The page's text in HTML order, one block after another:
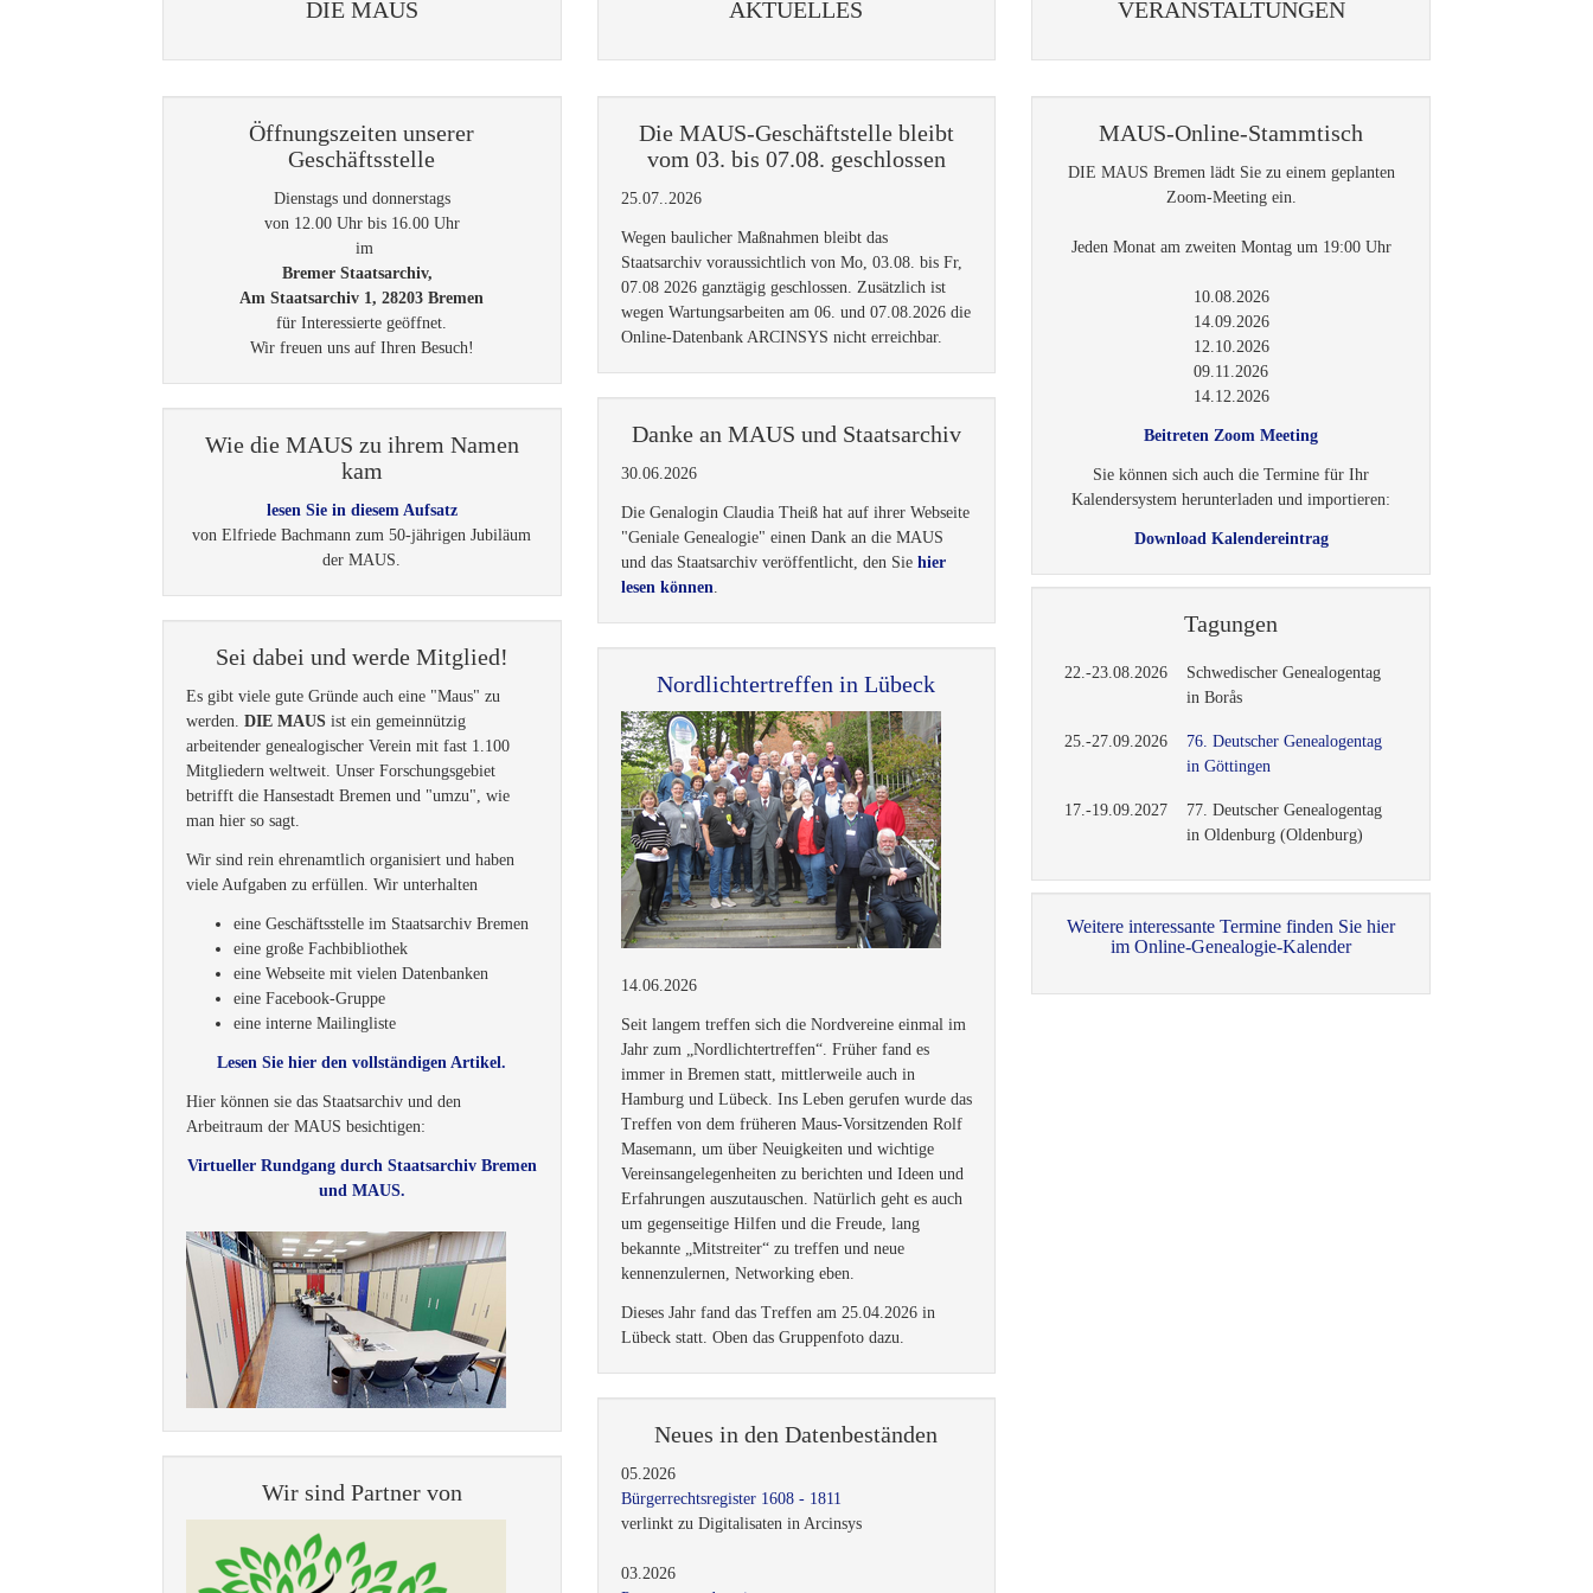
DIE MAUS
Öffnungszeiten unserer
Geschäftsstelle
Dienstags und donnerstags
von 12.00 Uhr bis 16.00 Uhr
im
Bremer Staatsarchiv,
Am Staatsarchiv 1, 28203 Bremen
für Interessierte geöffnet.
Wir freuen uns auf Ihren Besuch!
Wie die MAUS zu ihrem Namen
kam
lesen Sie in diesem Aufsatz
von Elfriede Bachmann zum 50-jährigen Jubiläum
der MAUS.
Sei dabei und werde Mitglied!
Es gibt viele gute Gründe auch eine "Maus" zu
werden. DIE MAUS ist ein gemeinnützig
arbeitender genealogischer Verein mit fast 1.100
Mitgliedern weltweit. Unser Forschungsgebiet
betrifft die Hansestadt Bremen und "umzu", wie
man hier so sagt.
Wir sind rein ehrenamtlich organisiert und haben
viele Aufgaben zu erfüllen. Wir unterhalten
eine Geschäftsstelle im Staatsarchiv Bremen
eine große Fachbibliothek
eine Webseite mit vielen Datenbanken
eine Facebook-Gruppe
eine interne Mailingliste
Lesen Sie hier den vollständigen Artikel.
Hier können sie das Staatsarchiv und den
Arbeitraum der MAUS besichtigen:
Virtueller Rundgang durch Staatsarchiv Bremen
und MAUS.
Wir sind Partner von
AKTUELLES
Die MAUS-Geschäftstelle bleibt
vom 03. bis 07.08. geschlossen
25.07..2026
Wegen baulicher Maßnahmen bleibt das
Staatsarchiv voraussichtlich von Mo, 03.08. bis Fr,
07.08 2026 ganztägig geschlossen. Zusätzlich ist
wegen Wartungsarbeiten am 06. und 07.08.2026 die
Online-Datenbank ARCINSYS nicht erreichbar.
Danke an MAUS und Staatsarchiv
30.06.2026
Die Genalogin Claudia Theiß hat auf ihrer Webseite
"Geniale Genealogie" einen Dank an die MAUS
und das Staatsarchiv veröffentlicht, den Sie hier
lesen können.
Nordlichtertreffen in Lübeck
14.06.2026
Seit langem treffen sich die Nordvereine einmal im
Jahr zum „Nordlichtertreffen“. Früher fand es
immer in Bremen statt, mittlerweile auch in
Hamburg und Lübeck. Ins Leben gerufen wurde das
Treffen von dem früheren Maus-Vorsitzenden Rolf
Masemann, um über Neuigkeiten und wichtige
Vereinsangelegenheiten zu berichten und Ideen und
Erfahrungen auszutauschen. Natürlich geht es auch
um gegenseitige Hilfen und die Freude, lang
bekannte „Mitstreiter“ zu treffen und neue
kennenzulernen, Networking eben.
Dieses Jahr fand das Treffen am 25.04.2026 in
Lübeck statt. Oben das Gruppenfoto dazu.
Neues in den Datenbeständen
05.2026
Bürgerrechtsregister 1608 - 1811
verlinkt zu Digitalisaten in Arcinsys
03.2026
VERANSTALTUNGEN
MAUS-Online-Stammtisch
DIE MAUS Bremen lädt Sie zu einem geplanten
Zoom-Meeting ein.
Jeden Monat am zweiten Montag um 19:00 Uhr
10.08.2026
14.09.2026
12.10.2026
09.11.2026
14.12.2026
Beitreten Zoom Meeting
Sie können sich auch die Termine für Ihr
Kalendersystem herunterladen und importieren:
Download Kalendereintrag
Tagungen
22.-23.08.2026
Schwedischer Genealogentag
in Borås
25.-27.09.2026
76. Deutscher Genealogentag
in Göttingen
17.-19.09.2027
77. Deutscher Genealogentag
in Oldenburg (Oldenburg)
Weitere interessante Termine finden Sie hier
im Online-Genealogie-Kalender